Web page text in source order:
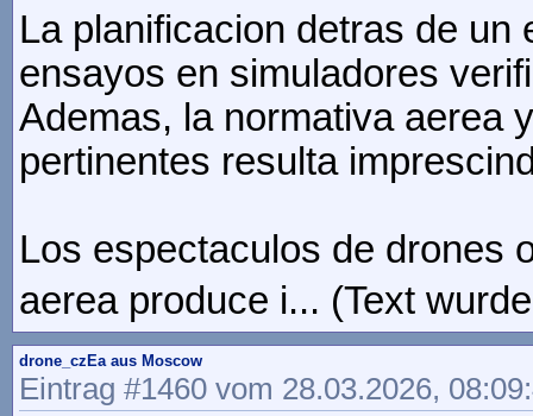
La planificacion detras de
ensayos en simuladores
Ademas, la normativa aerea
pertinentes resulta
Los espectaculos de drones
aerea produce i... (Text
drone_czEa aus Moscow
Eintrag #1460 vom 28.03.2026,